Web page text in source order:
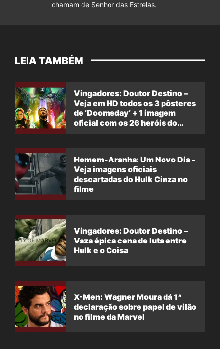
chamam de Senhor das Estrelas.
LEIA TAMBÉM
Vingadores: Doutor Destino –
Veja em HD todos os 3 pôsteres
de ‘Doomsday’ + 1 imagem
oficial com os 26 heróis do
Homem-Aranha: Um Novo Dia –
Veja imagens oficiais
descartadas do Hulk Cinza no
filme
Vingadores: Doutor Destino –
Vaza épica cena de luta entre
Hulk e o Coisa
X-Men: Wagner Moura dá 1ª
declaração sobre papel de vilão
no filme da Marvel